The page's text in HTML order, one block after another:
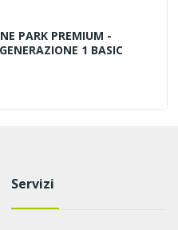
PARK PREMIUM -
1 BASIC
Servizi